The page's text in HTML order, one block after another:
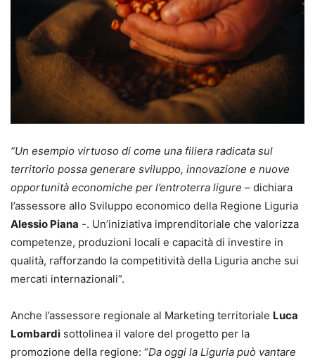
“Un esempio virtuoso di come una filiera radicata sul
territorio possa generare sviluppo, innovazione e nuove
opportunità economiche per l’entroterra ligure – dichiara
l’assessore allo Sviluppo economico della Regione Liguria
Alessio Piana -. Un’iniziativa imprenditoriale che valorizza
competenze, produzioni locali e capacità di investire in
qualità, rafforzando la competitività della Liguria anche sui
mercati internazionali”.
Anche l’assessore regionale al Marketing territoriale Luca
Lombardi sottolinea il valore del progetto per la
promozione della regione: “Da oggi la Liguria può vantare